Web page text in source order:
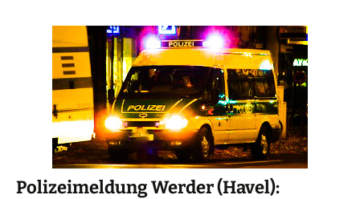
Polizeimeldung Werder (Havel):